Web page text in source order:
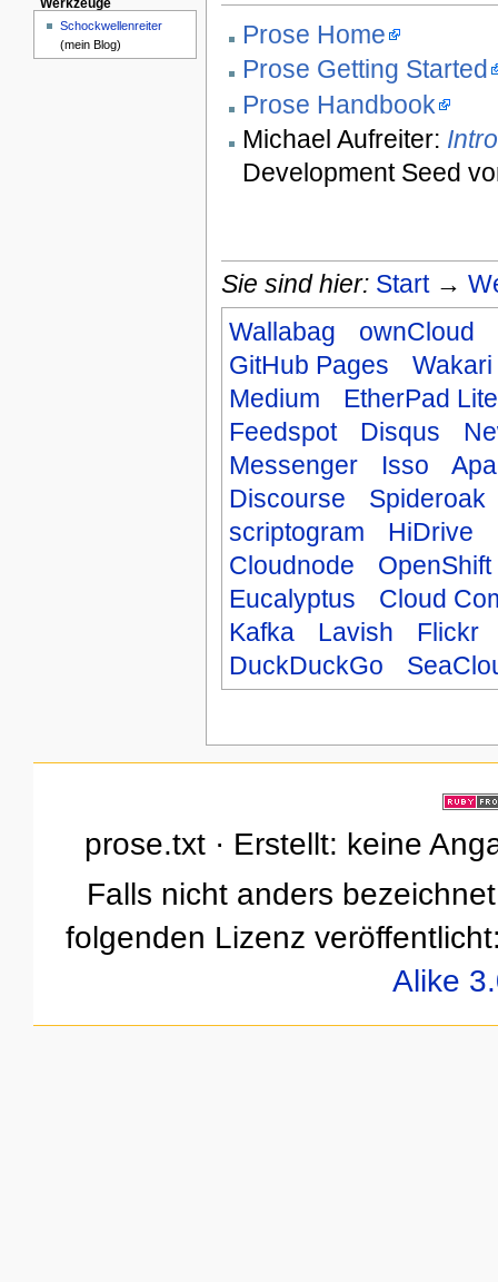
Prose Home
Prose Getting Started
Prose Handbook
Michael Aufreiter:
Development Seed
Sie sind hier: Start→
Wallabag
ownCloud
GitHub Pages
Wakari
Medium
EtherPad Lite
Feedspot
Disqus
Messenger
Isso
Discourse
Spideroak
scriptogram
HiDrive
Cloudnode
OpenShift
Eucalyptus
Cloud
Kafka
Lavish
Flickr
DuckDuckGo
Werkzeuge
Schockwellenreiter
(mein Blog)
prose.txt · Erstellt: keine
Falls nicht anders
folgenden Lizenz
Alike